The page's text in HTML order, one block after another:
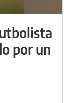
por un